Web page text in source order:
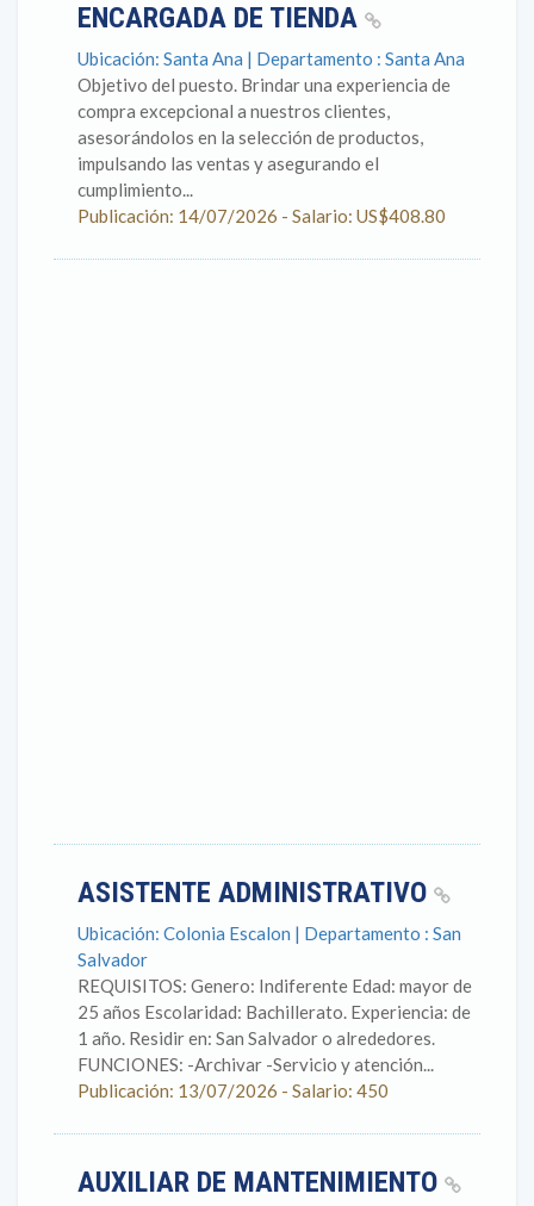
ENCARGADA DE TIENDA
Ubicación: Santa Ana | Departamento : Santa Ana
Objetivo del puesto. Brindar una experiencia de
compra excepcional a nuestros clientes,
asesorándolos en la selección de productos,
impulsando las ventas y asegurando el
cumplimiento...
Publicación: 14/07/2026 - Salario: US$408.80
ASISTENTE ADMINISTRATIVO
Ubicación: Colonia Escalon | Departamento : San
Salvador
REQUISITOS: Genero: Indiferente Edad: mayor de
25 años Escolaridad: Bachillerato. Experiencia: de
1 año. Residir en: San Salvador o alrededores.
FUNCIONES: -Archivar -Servicio y atención...
Publicación: 13/07/2026 - Salario: 450
AUXILIAR DE MANTENIMIENTO